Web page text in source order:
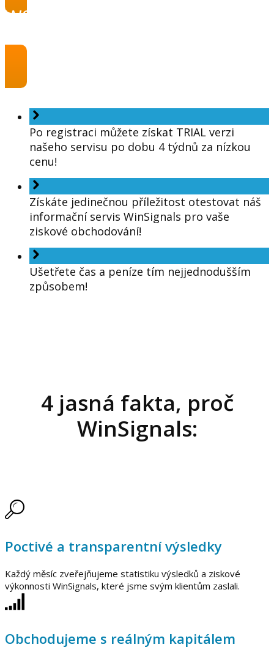
WS servis na zkoušku získejte
zde!
Po registraci můžete získat TRIAL verzi
našeho servisu po dobu 4 týdnů za nízkou
cenu!
Získáte jedinečnou příležitost otestovat náš
informační servis WinSignals pro vaše
ziskové obchodování!
Ušetřete čas a peníze tím nejjednodušším
způsobem!
4 jasná fakta, proč
WinSignals:
Poctivé a transparentní výsledky
Každý měsíc zveřejňujeme statistiku výsledků a ziskové
výkonnosti WinSignals, které jsme svým klientům zaslali.
Obchodujeme s reálným kapitálem